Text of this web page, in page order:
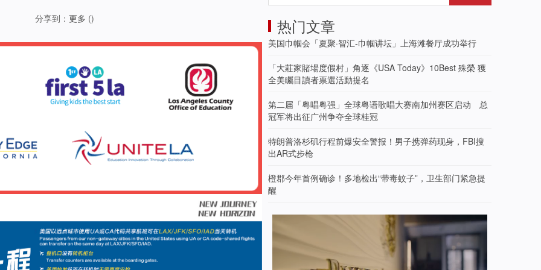
分享到： 更多 () 热门文章
美国巾帼会「夏聚·智汇-巾帼讲坛」上海滩餐厅成功举行
「大莊家賭場度假村」角逐《USA Today》10Best 殊榮 獲
全美矚目讀者票選活動提名
第二届「粤唱粤强」全球粤语歌唱大赛南加州赛区启动 总
冠军将出征广州争夺全球桂冠
特朗普洛杉矶行程前爆安全警报！男子携弹药现身，FBI搜
出AR式步枪
橙郡今年首例确诊！多地检出“带毒蚊子”，卫生部门紧急提
醒